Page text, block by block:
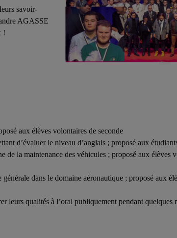
savoir-
AGASSE
!
aux élèves volontaires de seconde
d’évaluer le niveau d’anglais ; proposé aux
de la maintenance des véhicules ; proposé aux élèves
dans le domaine aéronautique ; proposé aux
leurs qualités à l’oral publiquement pendant quelques